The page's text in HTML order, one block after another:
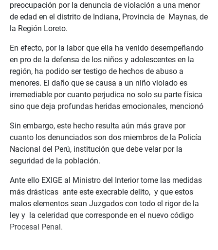
preocupación por la denuncia de violación a una menor
de edad en el distrito de Indiana, Provincia de Maynas, de
la Región Loreto.
En efecto, por la labor que ella ha venido desempeñando
en pro de la defensa de los niños y adolescentes en la
región, ha podido ser testigo de hechos de abuso a
menores. El daño que se causa a un niño violado es
irremediable por cuanto perjudica no solo su parte física
sino que deja profundas heridas emocionales, mencionó
Sin embargo, este hecho resulta aún más grave por
cuanto los denunciados son dos miembros de la Policía
Nacional del Perú, institución que debe velar por la
seguridad de la población.
Ante ello EXIGE al Ministro del Interior tome las medidas
más drásticas ante este execrable delito, y que estos
malos elementos sean Juzgados con todo el rigor de la
ley y la celeridad que corresponde en el nuevo código
Procesal Penal.